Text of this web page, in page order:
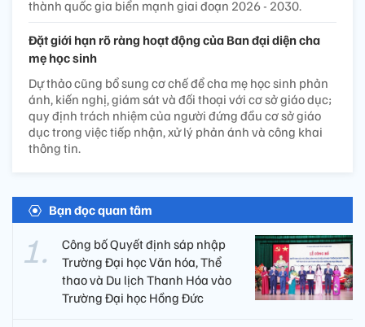
thành quốc gia biển mạnh giai đoạn 2026 - 2030.
Đặt giới hạn rõ ràng hoạt động của Ban đại diện cha
mẹ học sinh
Dự thảo cũng bổ sung cơ chế để cha mẹ học sinh phản
ánh, kiến nghị, giám sát và đối thoại với cơ sở giáo dục;
quy định trách nhiệm của người đứng đầu cơ sở giáo
dục trong việc tiếp nhận, xử lý phản ánh và công khai
thông tin.
Bạn đọc quan tâm
Công bố Quyết định sáp nhập
Trường Đại học Văn hóa, Thể
thao và Du lịch Thanh Hóa vào
Trường Đại học Hồng Đức